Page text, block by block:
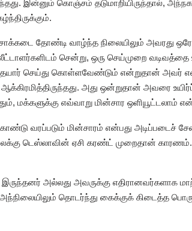
இன்னும் கொஞ்சம் தடுமாறியிருந்தால்,
தோண்டி வாழ்ந்த நிலையிலும் அவரது ஒரே
சென்று, ஒரு செய்முறை வடிவத்தை
செய்து கொள்ளவேண்டும் என்றுதான் அவர்
அது ஒன்றுதான் அவரை
மக்களுக்கு எவ்வாறு மின்சார ஒளியூட்டலாம்
வரப்படும் மின்சாரம் என்பது அடிப்படைச்
டெஸ்லாவின் ஏசி கரண்ட் முறைதான்
அல்லது அவருக்கு எதிரானவர்களாக
அந்நிலையிலும் தொடர்ந்து கைக்குக் கிடைத்த